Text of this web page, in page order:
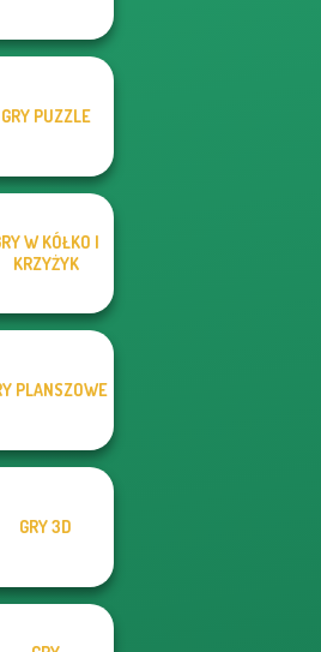
GRY PUZZLE
W KÓŁKO I
KRZYŻYK
PLANSZOWE
GRY 3D